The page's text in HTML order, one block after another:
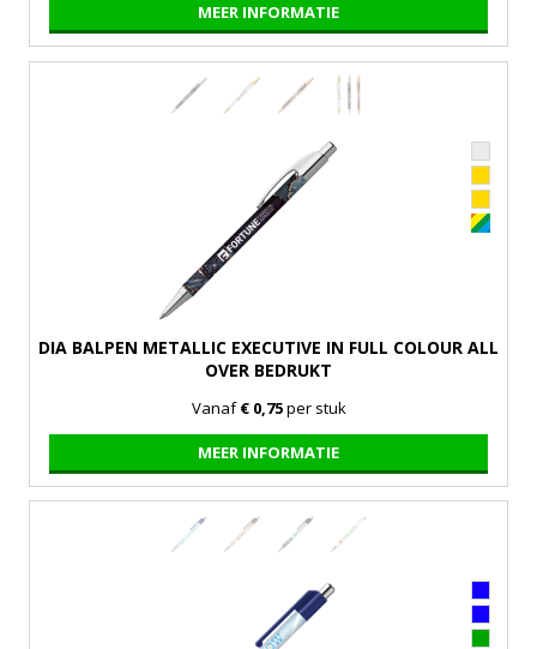
MEER INFORMATIE
DIA BALPEN METALLIC EXECUTIVE IN FULL COLOUR ALL
OVER BEDRUKT
Vanaf€ 0,75per stuk
MEER INFORMATIE